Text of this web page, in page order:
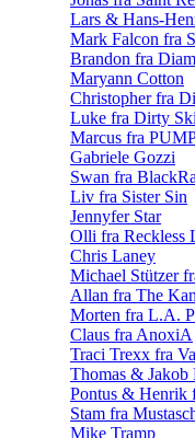
Lars & Hans-
Mark Falcon fra
Brandon fra
Maryann Cotton
Christopher fra
Luke fra Dirty
Marcus fra
Gabriele Gozzi
Swan fra
Liv fra Sister Sin
Jennyfer Star
Olli fra Reckless
Chris Laney
Michael Stützer
Allan fra The
Morten fra L.A.
Claus fra AnoxiA
Traci Trexx fra
Thomas &
Pontus & Henrik
Stam fra
Mike Tramp